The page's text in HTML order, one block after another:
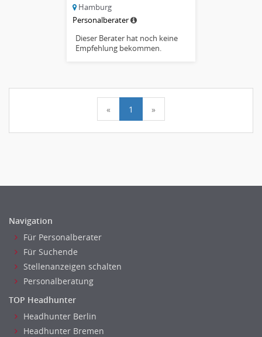
Hamburg
Personalberater
Dieser Berater hat noch keine
Empfehlung bekommen.
« 1 »
Navigation
Für Personalberater
Für Suchende
Stellenanzeigen schalten
Personalberatung
TOP Headhunter
Headhunter Berlin
Headhunter Bremen